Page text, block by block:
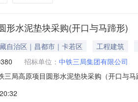
形水泥垫块采购(开口与马蹄形)
自治区｜昌都市｜卡若区
工程建筑
招标单位： 中铁三局集团有限公司
三局高原项目圆形水泥垫块采购（开口与
结算方式:固定价结算支付条件:甲方在收